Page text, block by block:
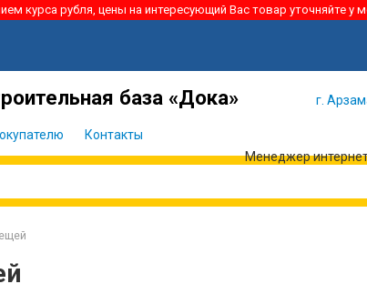
курса рубля, цены на интересующий Вас товар уточняйте у
база «Дока»
Контакты
г.
Менеджер